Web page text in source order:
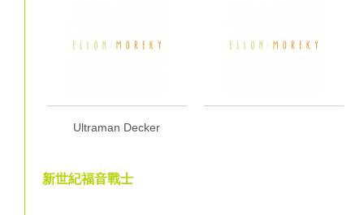
Ultraman Decker
新世紀福音戰士